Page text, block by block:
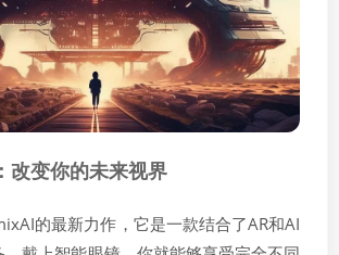
改变你的未来视界
的最新力作，它是一款结合了AR和AI